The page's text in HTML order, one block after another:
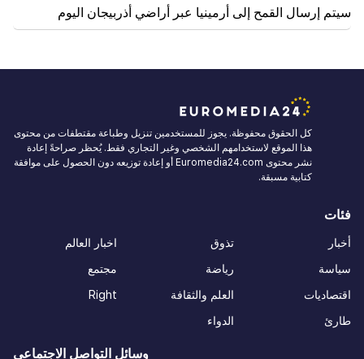
سيتم إرسال القمح إلى أرمينيا عبر أراضي أذربيجان اليوم
كل الحقوق محفوظة. يجوز للمستخدمين تنزيل وطباعة مقتطفات من محتوى
هذا الموقع لاستخدامهم الشخصي وغير التجاري فقط. يُحظر صراحةً إعادة
نشر محتوى Euromedia24.com أو إعادة توزيعه دون الحصول على موافقة
كتابية مسبقة.
فئات
أخبار
سياسة
اقتصاديات
طارئ
تذوق
رياضة
العلم والثقافة
الدواء
اخبار العالم
مجتمع
Right
وسائل التواصل الاجتماعي